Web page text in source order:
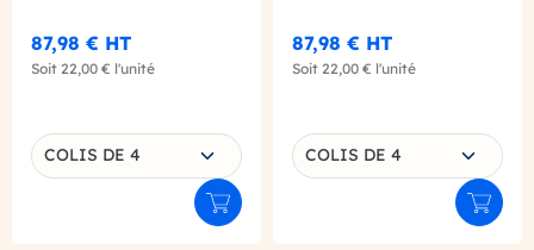
87,98 € HT
Soit 22,00 € l'unité
Choisissez une déclinaison
COLIS DE 4
Ajouter au panier
87,98 € HT
Soit 22,00 € l'unité
Choisissez une déclinaison
COLIS DE 4